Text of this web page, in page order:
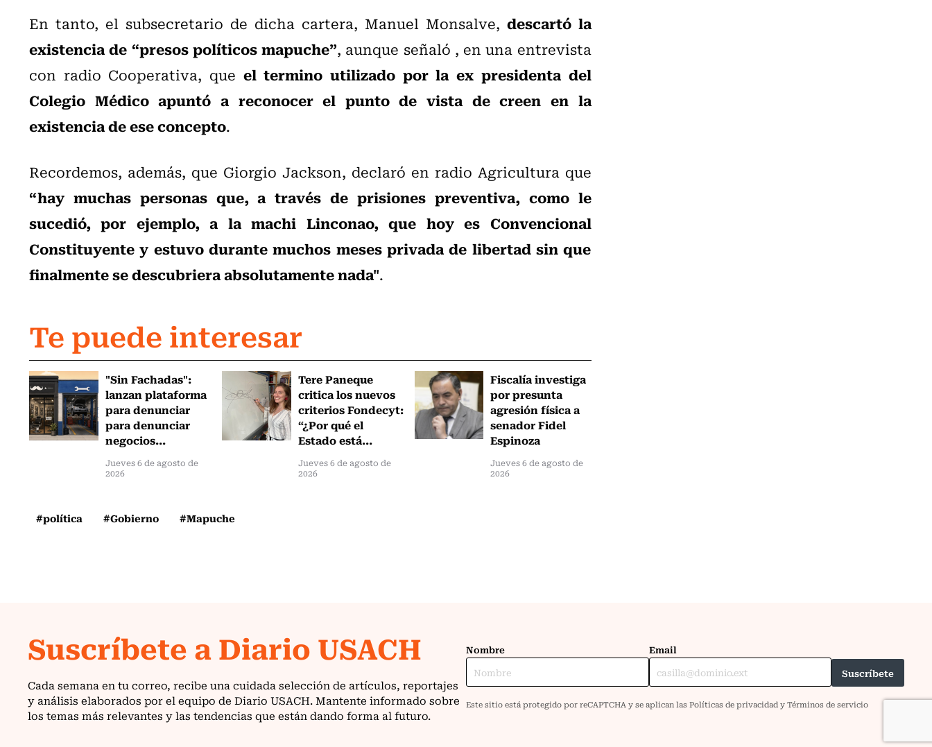
En tanto, el subsecretario de dicha cartera, Manuel Monsalve, descartó la
existencia de “presos políticos mapuche”, aunque señaló , en una entrevista
con radio Cooperativa, que el termino utilizado por la ex presidenta del
Colegio Médico apuntó a reconocer el punto de vista de creen en la
existencia de ese concepto.
Recordemos, además, que Giorgio Jackson, declaró en radio Agricultura que
“hay muchas personas que, a través de prisiones preventiva, como le
sucedió, por ejemplo, a la machi Linconao, que hoy es Convencional
Constituyente y estuvo durante muchos meses privada de libertad sin que
finalmente se descubriera absolutamente nada".
Te puede interesar
"Sin Fachadas":
lanzan plataforma
para denunciar
para denunciar
negocios...
Jueves 6 de agosto de
2026
Tere Paneque
critica los nuevos
criterios Fondecyt:
“¿Por qué el
Estado está...
Jueves 6 de agosto de
2026
Fiscalía investiga
por presunta
agresión física a
senador Fidel
Espinoza
Jueves 6 de agosto de
2026
#política #Gobierno #Mapuche